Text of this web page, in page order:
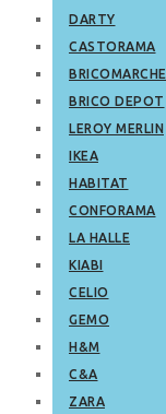
DARTY
CASTORAMA
BRICOMARCHE
BRICO DEPOT
LEROY MERLIN
IKEA
HABITAT
CONFORAMA
LA HALLE
KIABI
CELIO
GEMO
H&M
C&A
ZARA